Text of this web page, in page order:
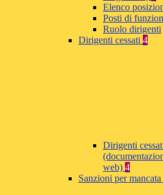
Elenco
Posti di
Ruolo dirigenti
Dirigenti cessati 4
Dirigenti
web) 4
Sanzioni per